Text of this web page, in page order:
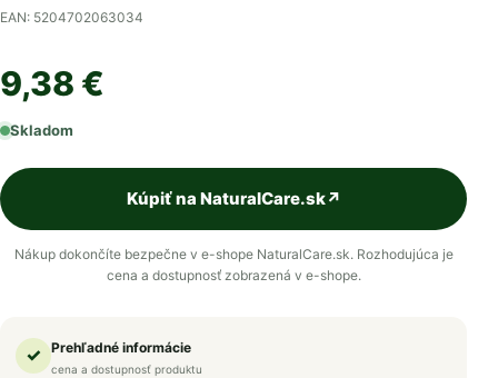
EAN: 5204702063034
9,38 €
Skladom
Kúpiť na NaturalCare.sk↗
Nákup dokončíte bezpečne v e-shope NaturalCare.sk. Rozhodujúca je
cena a dostupnosť zobrazená v e-shope.
✓ Prehľadné informácie
cena a dostupnosť produktu